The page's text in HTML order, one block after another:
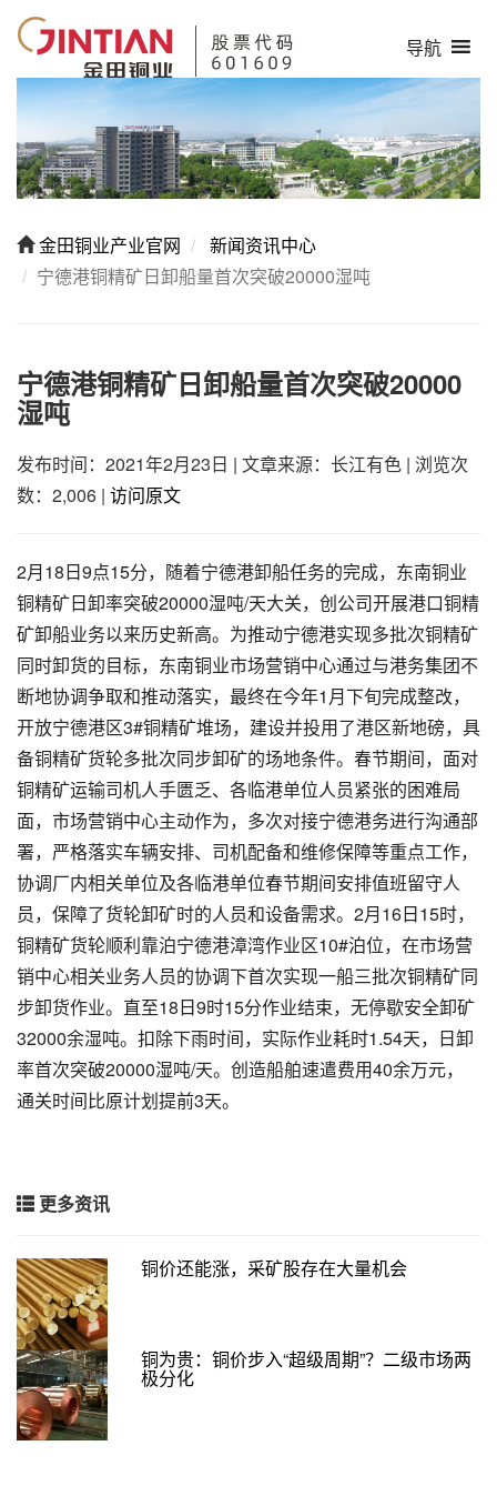
导航
金田铜业产业官网
新闻资讯中心
宁德港铜精矿日卸船量首次突破20000湿吨
宁德港铜精矿日卸船量首次突破20000
湿吨
发布时间：2021年2月23日 | 文章来源：长江有色 | 浏览次
数：2,006 | 访问原文
2月18日9点15分，随着宁德港卸船任务的完成，东南铜业
铜精矿日卸率突破20000湿吨/天大关，创公司开展港口铜精
矿卸船业务以来历史新高。为推动宁德港实现多批次铜精矿
同时卸货的目标，东南铜业市场营销中心通过与港务集团不
断地协调争取和推动落实，最终在今年1月下旬完成整改，
开放宁德港区3#铜精矿堆场，建设并投用了港区新地磅，具
备铜精矿货轮多批次同步卸矿的场地条件。春节期间，面对
铜精矿运输司机人手匮乏、各临港单位人员紧张的困难局
面，市场营销中心主动作为，多次对接宁德港务进行沟通部
署，严格落实车辆安排、司机配备和维修保障等重点工作，
协调厂内相关单位及各临港单位春节期间安排值班留守人
员，保障了货轮卸矿时的人员和设备需求。2月16日15时，
铜精矿货轮顺利靠泊宁德港漳湾作业区10#泊位，在市场营
销中心相关业务人员的协调下首次实现一船三批次铜精矿同
步卸货作业。直至18日9时15分作业结束，无停歇安全卸矿
32000余湿吨。扣除下雨时间，实际作业耗时1.54天，日卸
率首次突破20000湿吨/天。创造船舶速遣费用40余万元，
通关时间比原计划提前3天。
更多资讯
铜价还能涨，采矿股存在大量机会
铜为贵：铜价步入“超级周期”？二级市场两
极分化